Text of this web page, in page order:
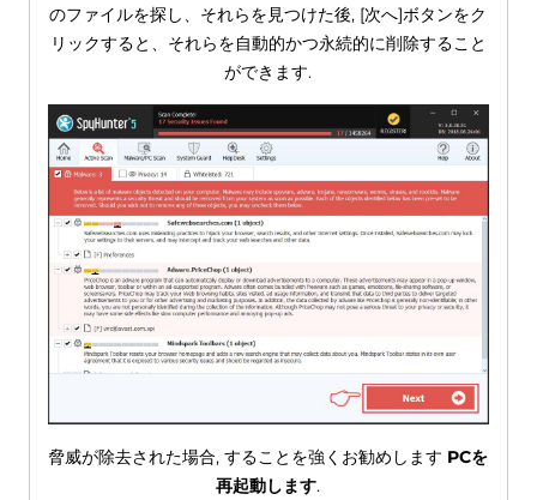
のファイルを探し、それらを見つけた後, [次へ]ボタンをク
リックすると、それらを自動的かつ永続的に削除すること
ができます.
脅威が除去された場合, することを強くお勧めします PCを
再起動します.